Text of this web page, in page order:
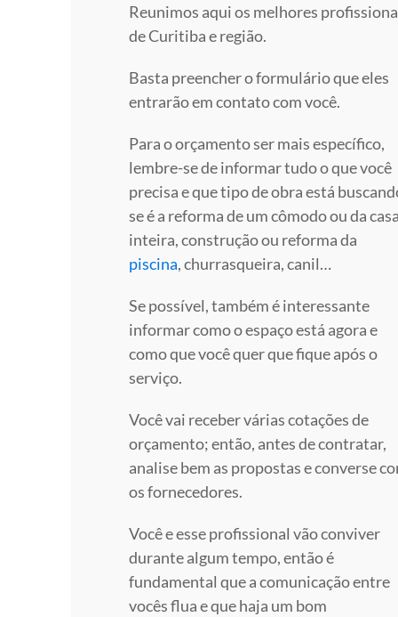
Reunimos aqui os melhores
de Curitiba e região.
Basta preencher o formulário que eles
entrarão em contato com você.
Para o orçamento ser mais específico,
lembre-se de informar tudo o que você
precisa e que tipo de obra está
se é a reforma de um cômodo ou da
inteira, construção ou reforma da
piscina, churrasqueira, canil…
Se possível, também é interessante
informar como o espaço está agora e
como que você quer que fique após o
serviço.
Você vai receber várias cotações de
orçamento; então, antes de contratar,
analise bem as propostas e converse
os fornecedores.
Você e esse profissional vão conviver
durante algum tempo, então é
fundamental que a comunicação entre
vocês flua e que haja um bom